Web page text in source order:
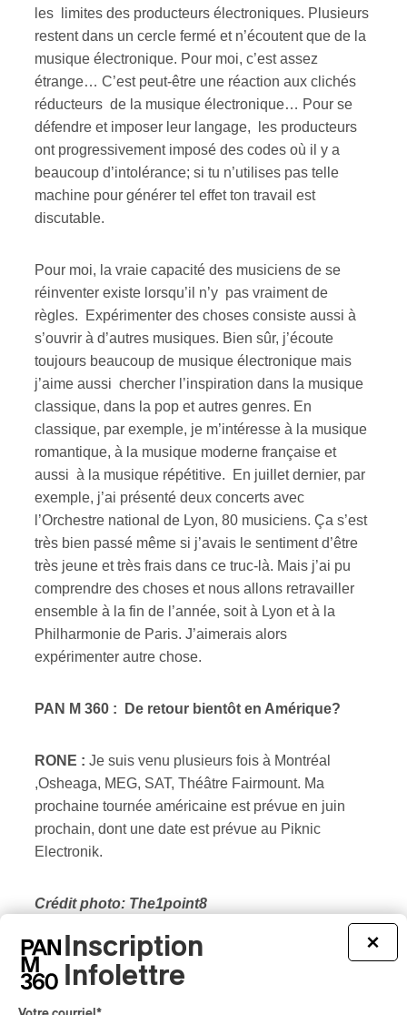
les limites des producteurs électroniques. Plusieurs
restent dans un cercle fermé et n’écoutent que de la
musique électronique. Pour moi, c’est assez
étrange… C’est peut-être une réaction aux clichés
réducteurs de la musique électronique… Pour se
défendre et imposer leur langage, les producteurs
ont progressivement imposé des codes où il y a
beaucoup d’intolérance; si tu n’utilises pas telle
machine pour générer tel effet ton travail est
discutable.
Pour moi, la vraie capacité des musiciens de se
réinventer existe lorsqu’il n’y pas vraiment de
règles. Expérimenter des choses consiste aussi à
s’ouvrir à d’autres musiques. Bien sûr, j’écoute
toujours beaucoup de musique électronique mais
j’aime aussi chercher l’inspiration dans la musique
classique, dans la pop et autres genres. En
classique, par exemple, je m’intéresse à la musique
romantique, à la musique moderne française et
aussi à la musique répétitive. En juillet dernier, par
exemple, j’ai présenté deux concerts avec
l’Orchestre national de Lyon, 80 musiciens. Ça s’est
très bien passé même si j’avais le sentiment d’être
très jeune et très frais dans ce truc-là. Mais j’ai pu
comprendre des choses et nous allons retravailler
ensemble à la fin de l’année, soit à Lyon et à la
Philharmonie de Paris. J’aimerais alors
expérimenter autre chose.
PAN M 360 : De retour bientôt en Amérique?
RONE : Je suis venu plusieurs fois à Montréal
,Osheaga, MEG, SAT, Théâtre Fairmount. Ma
prochaine tournée américaine est prévue en juin
prochain, dont une date est prévue au Piknic
Electronik.
Crédit photo: The1point8
×
Inscription
Infolettre